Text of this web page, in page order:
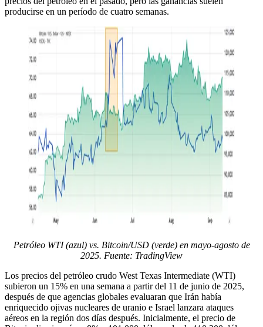
producirse en un período de cuatro semanas.
Petróleo WTI (azul) vs. Bitcoin/USD (verde) en mayo-agosto de
2025. Fuente: TradingView
Los precios del petróleo crudo West Texas Intermediate (WTI)
subieron un 15% en una semana a partir del 11 de junio de 2025,
después de que agencias globales evaluaran que Irán había
enriquecido ojivas nucleares de uranio e Israel lanzara ataques
aéreos en la región dos días después. Inicialmente, el precio de